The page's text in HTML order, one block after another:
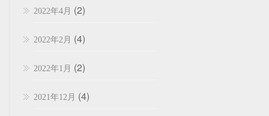
2022年4月 (2)
2022年2月 (4)
2022年1月 (2)
2021年12月 (4)